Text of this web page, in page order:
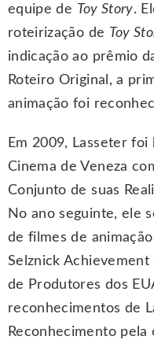
equipe de Toy Story.
roteirização de Toy
indicação ao prêmio
Roteiro Original, a
animação foi
Em 2009, Lasseter foi
Cinema de Veneza
Conjunto de suas
No ano seguinte, ele
de filmes de
Selznick
de Produtores dos
reconhecimentos de
Reconhecimento